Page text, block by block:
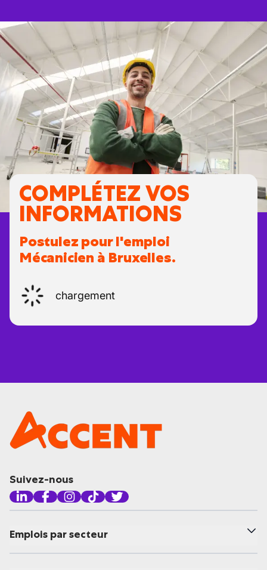
COMPLÉTEZ VOS
INFORMATIONS
Postulez pour l'emploi
Mécanicien à Bruxelles.
chargement
Suivez-nous
Emplois par secteur